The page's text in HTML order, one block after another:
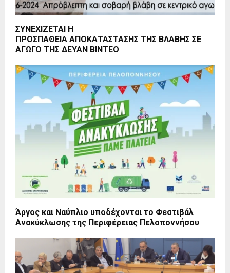
ΣΥΝΕΧΙΖΕΤΑΙ Η
ΠΡΟΣΠΑΘΕΙΑ ΑΠΟΚΑΤΑΣΤΑΣΗΣ ΤΗΣ ΒΛΑΒΗΣ ΣΕ
ΑΓΩΓΟ ΤΗΣ ΔΕΥΑΝ ΒΙΝΤΕΟ
Άργος και Ναύπλιο υποδέχονται το Φεστιβάλ
Ανακύκλωσης της Περιφέρειας Πελοποννήσου